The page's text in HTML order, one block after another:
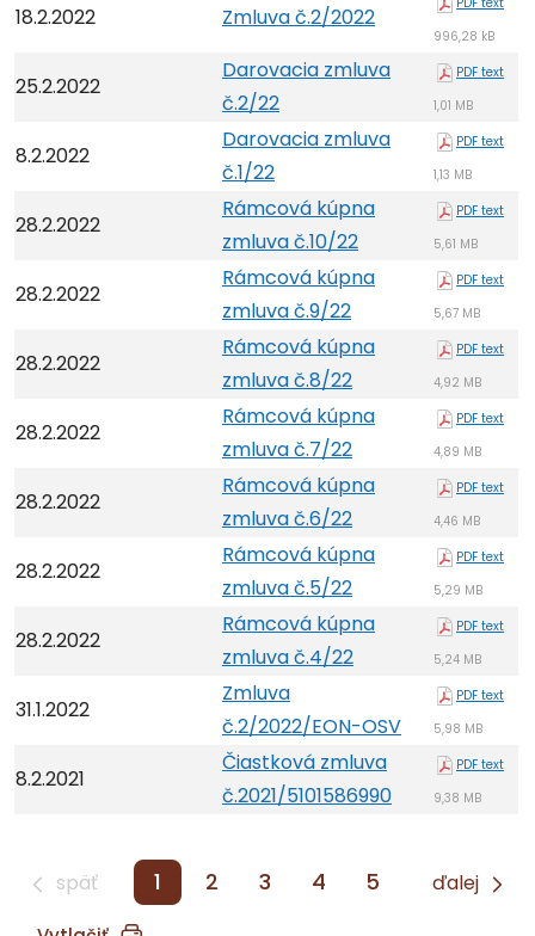
18.2.2022 Zmluva č.2/2022
996,28 kB
25.2.2022
Darovacia zmluva
č.2/22
PDF text
1,01 MB
8.2.2022
Darovacia zmluva
č.1/22
PDF text
1,13 MB
28.2.2022
Rámcová kúpna
zmluva č.10/22
PDF text
5,61 MB
28.2.2022
Rámcová kúpna
zmluva č.9/22
PDF text
5,67 MB
28.2.2022
Rámcová kúpna
zmluva č.8/22
PDF text
4,92 MB
28.2.2022
Rámcová kúpna
zmluva č.7/22
PDF text
4,89 MB
28.2.2022
Rámcová kúpna
zmluva č.6/22
PDF text
4,46 MB
28.2.2022
Rámcová kúpna
zmluva č.5/22
PDF text
5,29 MB
28.2.2022
Rámcová kúpna
zmluva č.4/22
PDF text
5,24 MB
31.1.2022
Zmluva
č.2/2022/EON-OSV
PDF text
5,98 MB
8.2.2021
Čiastková zmluva
č.2021/5101586990
PDF text
9,38 MB
späť 1 2 3 4 5 ďalej